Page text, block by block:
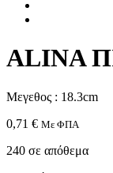
ALINA
Μεγεθος : 18.3cm
0,71 € Με ΦΠΑ
240 σε απόθεμα